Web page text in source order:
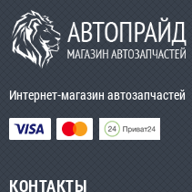
Интернет-магазин автозапчастей
КОНТАКТЫ